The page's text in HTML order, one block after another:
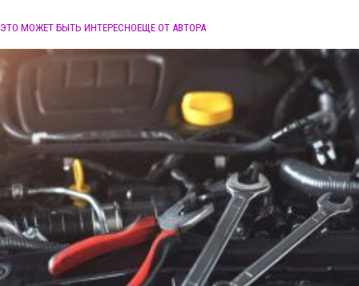
ЭТО МОЖЕТ БЫТЬ ИНТЕРЕСНОЕЩЕ ОТ АВТОРА